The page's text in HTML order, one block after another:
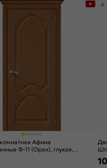
Афина
Ф-11 (Орех), глухая,